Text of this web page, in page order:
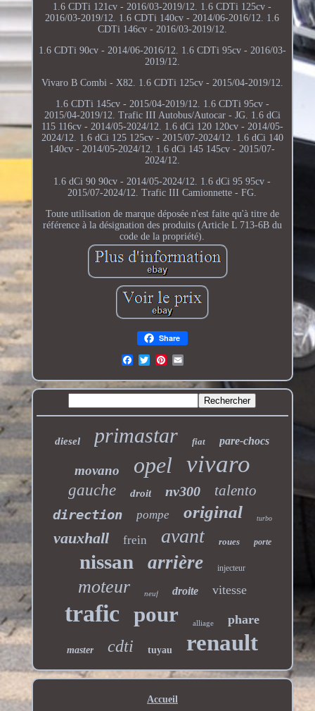
1.6 CDTi 121cv - 2016/03-2019/12. 1.6 CDTi 125cv -
2016/03-2019/12. 1.6 CDTi 140cv - 2014/06-2016/12. 1.6
CDTi 146cv - 2016/03-2019/12.
1.6 CDTi 90cv - 2014/06-2016/12. 1.6 CDTi 95cv - 2016/03-
2019/12.
Vivaro B Combi - X82. 1.6 CDTi 125cv - 2015/04-2019/12.
1.6 CDTi 145cv - 2015/04-2019/12. 1.6 CDTi 95cv -
2015/04-2019/12. Trafic III Autobus/Autocar - JG. 1.6 dCi
115 116cv - 2014/05-2024/12. 1.6 dCi 120 120cv - 2014/05-
2024/12. 1.6 dCi 125 125cv - 2015/07-2024/12. 1.6 dCi 140
140cv - 2014/05-2024/12. 1.6 dCi 145 145cv - 2015/07-
2024/12.
1.6 dCi 90 90cv - 2014/05-2024/12. 1.6 dCi 95 95cv -
2015/07-2024/12. Trafic III Camionnette - FG.
Toute utilisation de marque déposée n'est faite qu'à titre de
référence à la désignation des produits (Article L 713-6B du
code de la propriété).
Share
diesel primastar fiat pare-chocs
movano opel vivaro
gauche droit nv300 talento
direction pompe original turbo
vauxhall frein avant roues porte
nissan arrière injecteur
moteur neuf droite vitesse
trafic pour alliage phare
master cdti tuyau renault
Accueil